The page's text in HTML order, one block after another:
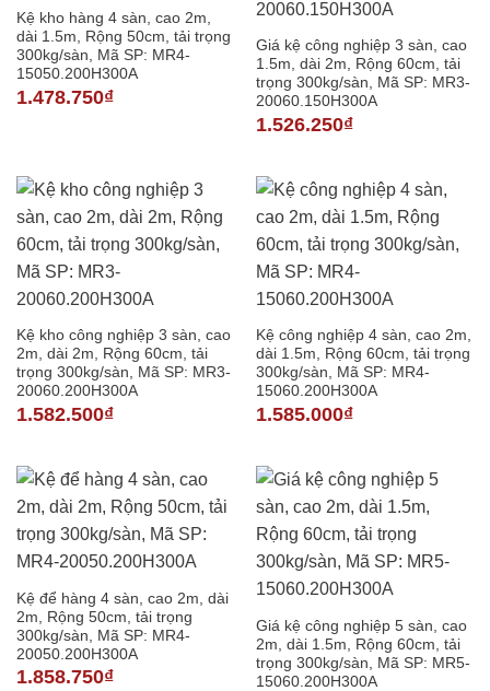
Kệ kho hàng 4 sàn, cao 2m,
dài 1.5m, Rộng 50cm, tải trọng
300kg/sàn, Mã SP: MR4-
15050.200H300A
1.478.750₫
Giá kệ công nghiệp 3 sàn, cao
1.5m, dài 2m, Rộng 60cm, tải
trọng 300kg/sàn, Mã SP: MR3-
20060.150H300A
1.526.250₫
Kệ kho công nghiệp 3 sàn, cao
2m, dài 2m, Rộng 60cm, tải
trọng 300kg/sàn, Mã SP: MR3-
20060.200H300A
1.582.500₫
Kệ công nghiệp 4 sàn, cao 2m,
dài 1.5m, Rộng 60cm, tải trọng
300kg/sàn, Mã SP: MR4-
15060.200H300A
1.585.000₫
Kệ để hàng 4 sàn, cao 2m, dài
2m, Rộng 50cm, tải trọng
300kg/sàn, Mã SP: MR4-
20050.200H300A
1.858.750₫
Giá kệ công nghiệp 5 sàn, cao
2m, dài 1.5m, Rộng 60cm, tải
trọng 300kg/sàn, Mã SP: MR5-
15060.200H300A